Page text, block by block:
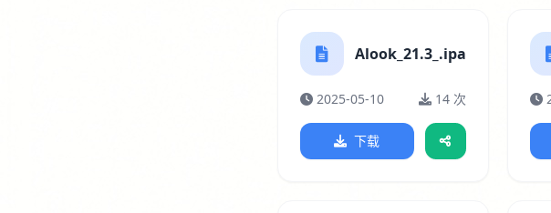
Alook_21.3_.ipa
2025-05-10 14 次
下载